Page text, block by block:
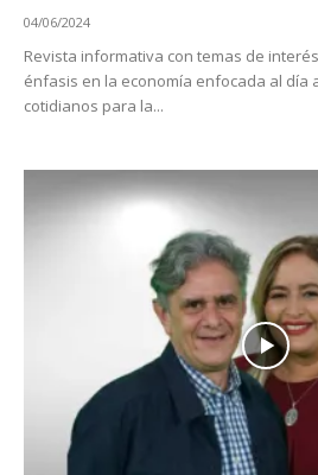
04/06/2024
Revista informativa con temas de
énfasis en la economía enfocada al día
cotidianos para la...